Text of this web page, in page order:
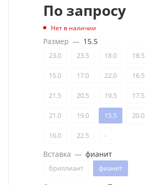
По запросу
Нет в наличии
Размер — 15.5
23.0 23.5 18.0 18.5
15.0 17.0 22.0 16.5
21.5 20.5 19.5 17.5
21.0 19.0 15.5 20.0
16.0 22.5 -
Вставка — фианит
бриллиант фианит